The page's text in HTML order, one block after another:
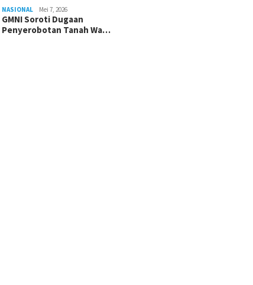
NASIONAL Mei 7, 2026
GMNI Soroti Dugaan
Penyerobotan Tanah Wa…